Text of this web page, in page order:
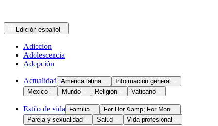
Edición español
Adiccion
Adolescencia
Adopción
Actualidad America latina
Información general
Mexico
Mundo Religión Vaticano
Estilo de vida Familia
For Her &amp; For Men
Pareja y sexualidad
Salud Vida profesional